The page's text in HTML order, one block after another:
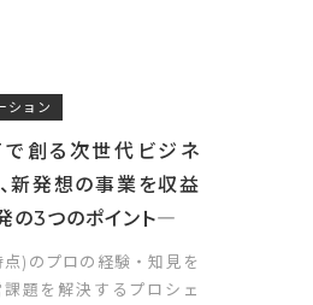
ション
で創る次世代ビジネ
発想の事業を収益
の3つのポイント―
)のプロの経験・知見を
題を解決するプロシェ